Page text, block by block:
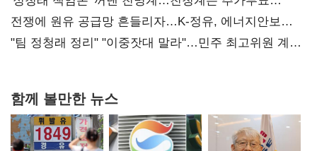
때리기
전쟁에 원유 공급망 흔들리자…K-정유, 에너지안보
핵심으로 재부상
"팀 정청래 정리" "이중잣대 말라"…민주 최고위원 계파
함께 볼만한 뉴스